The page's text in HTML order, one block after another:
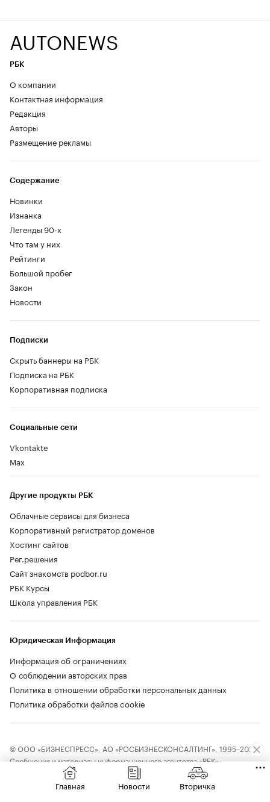
AUTONEWS
РБК
О компании
Контактная информация
Редакция
Авторы
Размещение рекламы
Содержание
Новинки
Изнанка
Легенды 90-х
Что там у них
Рейтинги
Большой пробег
Закон
Новости
Социальные сети
Vkontakte
Max
Другие продукты РБК
Облачные сервисы для бизнеса
Корпоративный регистратор доменов
Хостинг сайтов
Рег.решения
Сайт знакомств podbor.ru
РБК Курсы
Школа управления РБК
Подписки
Скрыть баннеры на РБК
Подписка на РБК
Корпоративная подписка
Юридическая Информация
Информация об ограничениях
О соблюдении авторских прав
Политика в отношении обработки персональных данных
Политика обработки файлов cookie
© ООО «БИЗНЕСПРЕСС», АО «РОСБИЗНЕСКОНСАЛТИНГ», 1995–2026.
Сообщения и материалы информационного агентства «РБК»
(свидетельство о регистрации средства массовой информации выдано
Федеральной службой по надзору в сфере связи, информационных
Главная Новости Вторичка